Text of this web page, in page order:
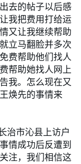
去的帖子以后感
我把费用打给运
又让我继续帮助
立马翻脸并多次
费帮助他们找人
帮助她找人网上
我。怎么现在又
焕先的事情来
治市沁县上访户
情成功后反遭到
注，我们相信这